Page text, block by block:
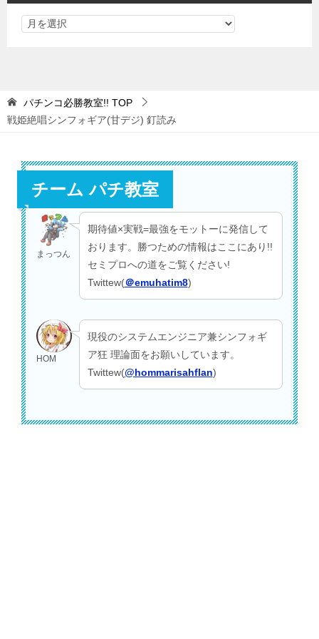
パチンコ必勝教室!! TOP
戦姫絶唱シンフォギア(甘デジ) 釘読み
チーム パチ教室
まっつん
期待値×実戦=最強をモットーに発信して
おります。勝つための情報はここにあり!!
セミプロへの道をご覧ください!
Twittew(＠emuhatim8)
HOM
現役のシステムエンジニア兼シンフォギ
ア狂 理論面をお願いしています。
Twittew(@hommarisahflan)